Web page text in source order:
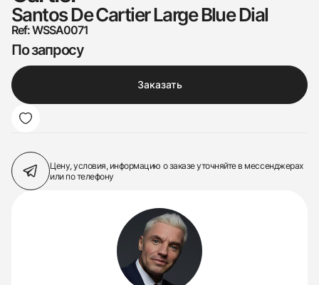
Santos De Cartier Large Blue Dial
Ref: WSSA0071
По запросу
Заказать
Цену, условия, информацию о заказеуточняйте в мессенджерах
или по телефону